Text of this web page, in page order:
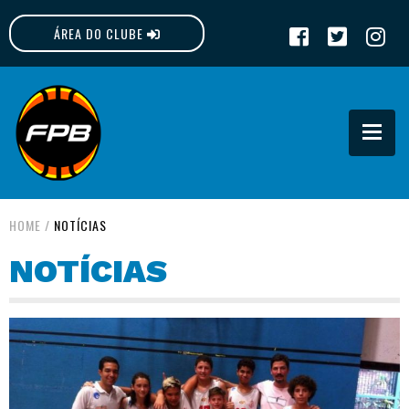
ÁREA DO CLUBE
FPB
HOME / NOTÍCIAS
NOTÍCIAS